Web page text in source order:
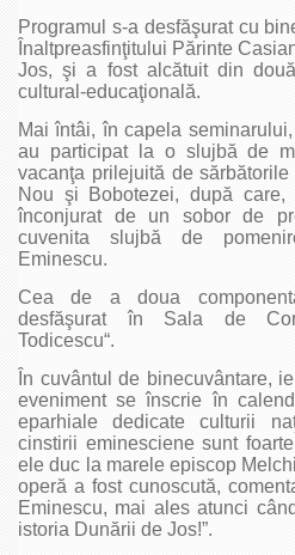
Programul s-a desfăşurat cu
Înaltpreasfinţitului Părinte
Jos, şi a fost alcătuit din
cultural-educaţională.
Mai întâi, în capela
au participat la o slujbă de
vacanţa prilejuită de
Nou şi Bobotezei, după
înconjurat de un sobor de
cuvenita slujbă de
Eminescu.
Cea de a doua
desfăşurat în Sala de
Todicescu“.
În cuvântul de binecuvântare,
eveniment se înscrie în
eparhiale dedicate culturii
cinstirii eminesciene sunt
ele duc la marele episcop
operă a fost cunoscută,
Eminescu, mai ales atunci
istoria Dunării de Jos!”.